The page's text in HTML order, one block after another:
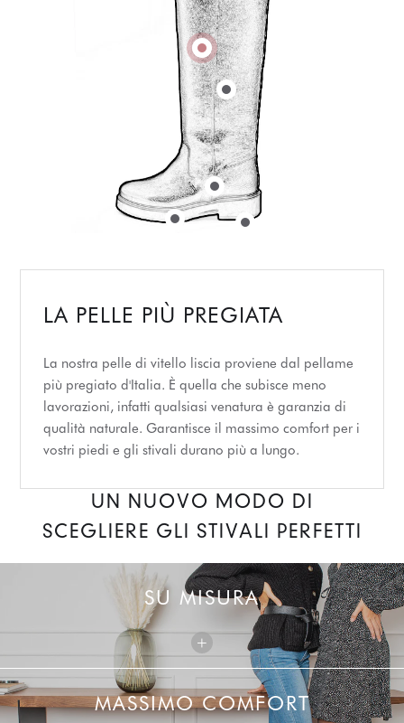
LA PELLE PIÙ PREGIATA
La nostra pelle di vitello liscia proviene dal pellame
più pregiato d'Italia. È quella che subisce meno
lavorazioni, infatti qualsiasi venatura è garanzia di
qualità naturale. Garantisce il massimo comfort per i
vostri piedi e gli stivali durano più a lungo.
UN NUOVO MODO DI
SCEGLIERE GLI STIVALI PERFETTI
SU MISURA
+
MASSIMO COMFORT